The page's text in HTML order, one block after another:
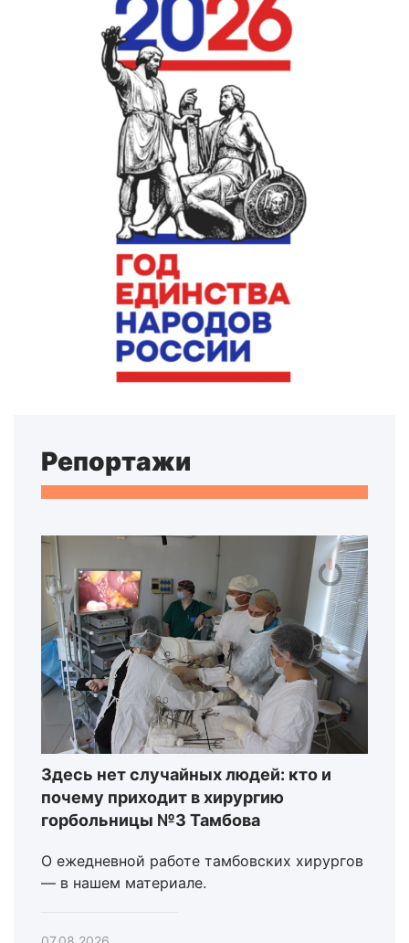
Репортажи
Здесь нет случайных людей: кто и
почему приходит в хирургию
горбольницы №3 Тамбова
О ежедневной работе тамбовских хирургов
— в нашем материале.